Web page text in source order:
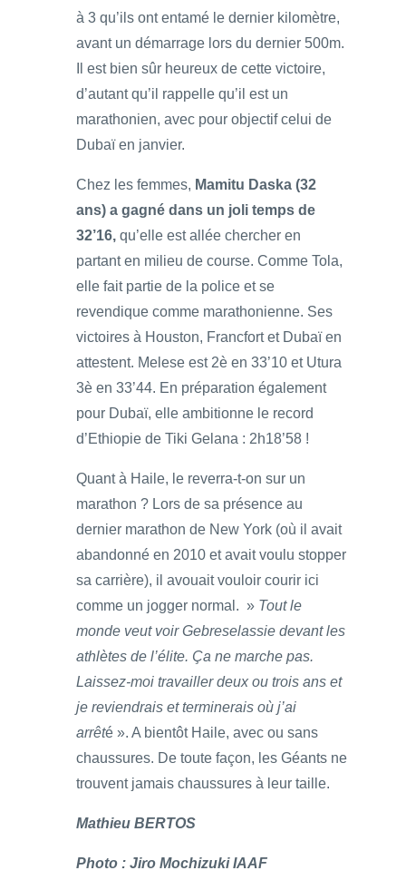
à 3 qu’ils ont entamé le dernier kilomètre,
avant un démarrage lors du dernier 500m.
Il est bien sûr heureux de cette victoire,
d’autant qu’il rappelle qu’il est un
marathonien, avec pour objectif celui de
Dubaï en janvier.
Chez les femmes, Mamitu Daska (32
ans) a gagné dans un joli temps de
32’16, qu’elle est allée chercher en
partant en milieu de course. Comme Tola,
elle fait partie de la police et se
revendique comme marathonienne. Ses
victoires à Houston, Francfort et Dubaï en
attestent. Melese est 2è en 33’10 et Utura
3è en 33’44. En préparation également
pour Dubaï, elle ambitionne le record
d’Ethiopie de Tiki Gelana : 2h18’58 !
Quant à Haile, le reverra-t-on sur un
marathon ? Lors de sa présence au
dernier marathon de New York (où il avait
abandonné en 2010 et avait voulu stopper
sa carrière), il avouait vouloir courir ici
comme un jogger normal. » Tout le
monde veut voir Gebreselassie devant les
athlètes de l’élite. Ça ne marche pas.
Laissez-moi travailler deux ou trois ans et
je reviendrais et terminerais où j’ai
arrêté ». A bientôt Haile, avec ou sans
chaussures. De toute façon, les Géants ne
trouvent jamais chaussures à leur taille.
Mathieu BERTOS
Photo : Jiro Mochizuki IAAF